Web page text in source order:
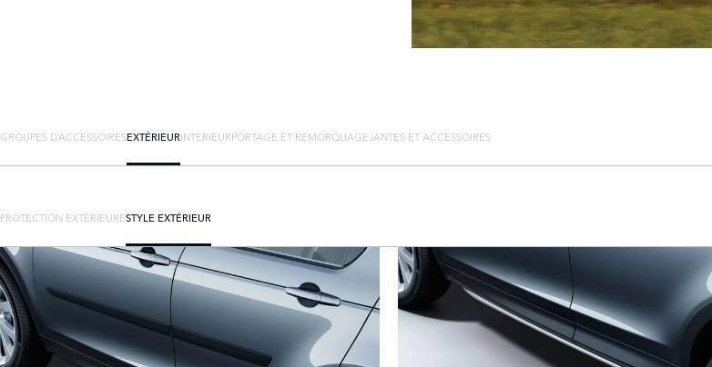
GROUPES D’ACCESSOIRESEXTÉRIEURINTÉRIEURPORTAGE ET REMORQUAGEJANTES ET ACCESSOIRES
PROTECTION EXTÉRIEURESTYLE EXTÉRIEUR